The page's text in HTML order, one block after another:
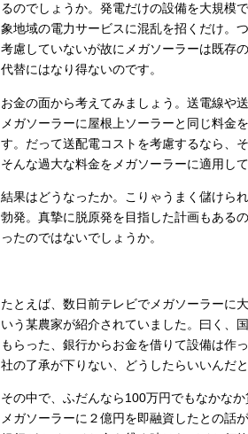
るのでしょうか。発電だけの設備を大規模
象地域の電力サービスに混乱を招くだけ。
考慮していないが故にメガソーラーは既存
代替にはなり得ないのです。
お金の面から考えてみましょう。送電線や
メガソーラーに屋根上ソーラーと同じ料金
す。だって送配電コストを考慮するなら、
そんな過大な料金をメガソーラーに適用し
結果はどうなったか。こりゃうまく儲けら
勃発。真摯に脱原発を目指した計画もある
ったのではないでしょうか。
たとえば、数日前テレビでメガソーラーに
いう某農家が紹介されていました。曰く、
もらった、銀行からお金を借りて設備は作
社の了承が下りない、どうしたらいいんだと
その中で、ふだんなら100万円でもなかな
メガソーラーに２億円を即融資したとの話